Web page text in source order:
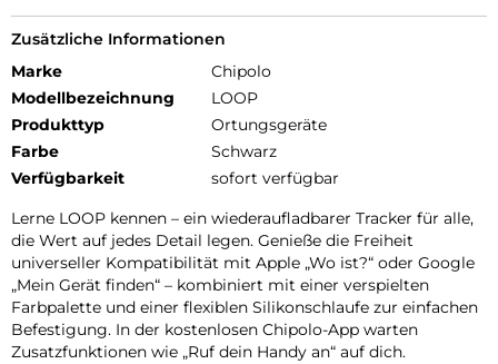
Zusätzliche Informationen
Marke
Chipolo
Modellbezeichnung
LOOP
Produkttyp
Ortungsgeräte
Farbe
Schwarz
Verfügbarkeit
sofort verfügbar
Lerne LOOP kennen – ein wiederaufladbarer Tracker für alle,
die Wert auf jedes Detail legen. Genieße die Freiheit
universeller Kompatibilität mit Apple „Wo ist?“ oder Google
„Mein Gerät finden“ – kombiniert mit einer verspielten
Farbpalette und einer flexiblen Silikonschlaufe zur einfachen
Befestigung. In der kostenlosen Chipolo-App warten
Zusatzfunktionen wie „Ruf dein Handy an“ auf dich.